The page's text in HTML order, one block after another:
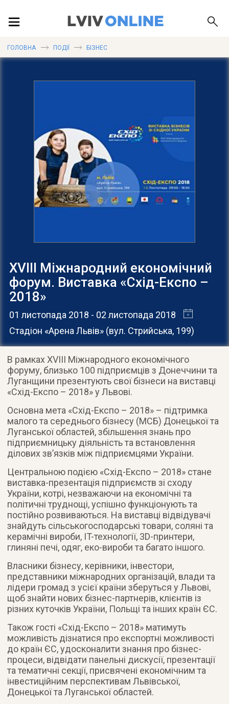
ПУБЛІКАЦІЇ
ДОВІДКА
ГОЛОВНА ПОДІЇ БІЗНЕС
XVIII Міжнародний економічний
форум. Виставка «Cхід-Eкспо –
2018»
01 листопада 2018 - 02 листопада 2018
Стадіон «Арена Львів» (вул. Стрийська, 199)
В рамках XVIII Міжнародного економічного
форуму, близько 100 підприємців з Донеччини та
Луганщини презентують свої бізнеси на виставці
«Cхід-Eкспо – 2018» у Львові.
Основна мета «Cхід-Eкспо – 2018» – підтримка
малого та середнього бізнесу (МСБ) Донецької та
Луганської областей, збільшення знань про
підприємницьку діяльність та встановлення
ділових зв’язків між підприємцями України.
Центральною подією «Схід-Експо – 2018» стане
виставка-презентація підприємств зі сходу
України, котрі, незважаючи на економічні та
політичні труднощі, успішно функціонують та
постійно розвиваються. На виставці відвідувачі
знайдуть сільськогосподарські товари, соляні та
керамічні вироби, IT-технології, 3D-принтери,
глиняні печі, одяг, еко-вироби та багато іншого.
Власники бізнесу, керівники, інвестори,
представники міжнародних організацій, влади та
лідери громад з усієї країни зберуться у Львові,
щоб знайти нових бізнес-партнерів, клієнтів із
різних куточків України, Польщі та інших країн ЄС.
Також гості «Схід-Експо – 2018» матимуть
можливість дізнатися про експортні можливості
до країн ЄС, удосконалити знання про бізнес-
процеси, відвідати панельні дискусії, презентації
та тематичні секції, присвячені економічним та
інвестиційним перспективам Львівської,
Донецької та Луганської областей.